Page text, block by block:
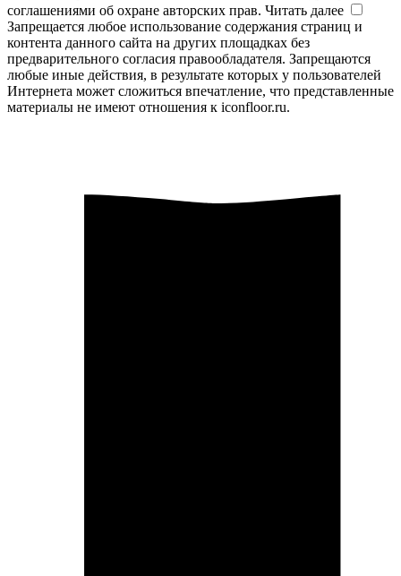
соглашениями об охране авторских прав. Читать далее
Запрещается любое использование содержания страниц и
контента данного сайта на других площадках без
предварительного согласия правообладателя. Запрещаются
любые иные действия, в результате которых у пользователей
Интернета может сложиться впечатление, что представленные
материалы не имеют отношения к iconfloor.ru.